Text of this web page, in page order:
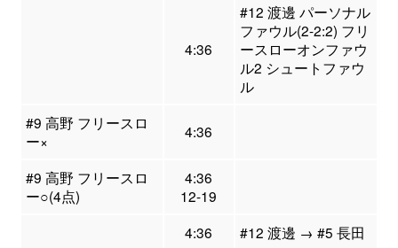
4:36
#12 渡邊 パーソナル
ファウル(2-2:2) フリ
ースローオンファウ
ル2 シュートファウ
ル
#9 高野 フリースロ
ー×
4:36
#9 高野 フリースロ
ー○(4点)
4:36
12-19
4:36
#12 渡邊 → #5 長田